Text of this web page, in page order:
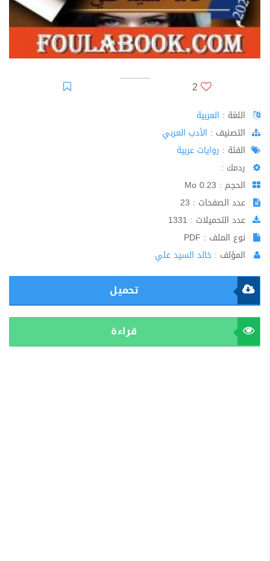
2
اللغة : العربية
اﻟﺘﺼﻨﻴﻒ : الأدب العربي
الفئة : روايات عربية
ردمك :
الحجم : 0.23 Mo
عدد الصفحات : 23
عدد التحميلات : 1331
نوع الملف : PDF
المؤلف : خالد السيد علي
تحميل
قراءة